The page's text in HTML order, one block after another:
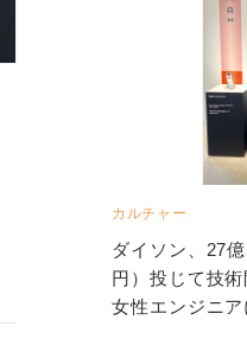
カルチャー
ダイソン、27
円）投じて技
女性エンジニア